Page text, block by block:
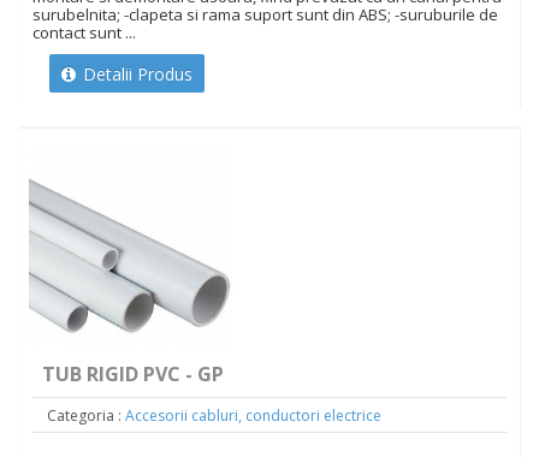
surubelnita; -clapeta si rama suport sunt din ABS; -suruburile de
contact sunt ...
Detalii Produs
TUB RIGID PVC - GP
Categoria : Accesorii cabluri, conductori electrice